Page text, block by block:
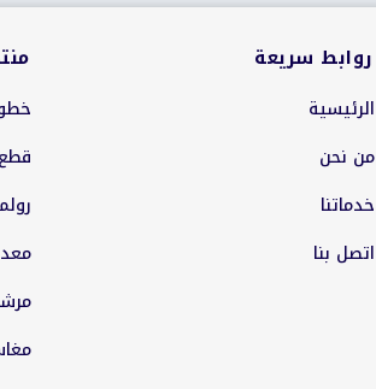
روابط سريعة
الرئيسية
من نحن
خدماتنا
اتصل بنا